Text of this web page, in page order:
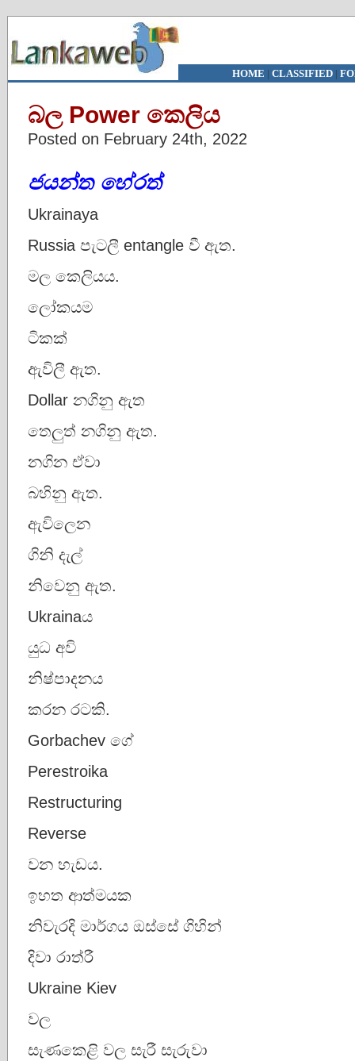
HOME | CLASSIFIED|
බල Power කෙලිය
Posted on February 24th, 2022
ජයන්ත හේරත්
Ukrainaya
Russia පැටලී entangle වී ඇත.
මල කෙලියය.
ලෝකයම
ටිකක්
ඇවිලී ඇත.
Dollar නගිනු ඇත
තෙලුත් නගිනු ඇත.
නගින ඒවා
බහිනු ඇත.
ඇවිලෙන
ගිනි දැල්
නිවෙනු ඇත.
Ukrainaය
යුධ අවි
නිෂ්පාදනය
කරන රටකි.
Gorbachev ගේ
Perestroika
Restructuring
Reverse
වන හැඩය.
ඉහත ආත්මයක
නිවැරදි මාර්ගය ඔස්සේ ගිහින්
දිවා රාත්රී
Ukraine Kiev
වල
සැණකෙළි වල සැරී සැරුවා